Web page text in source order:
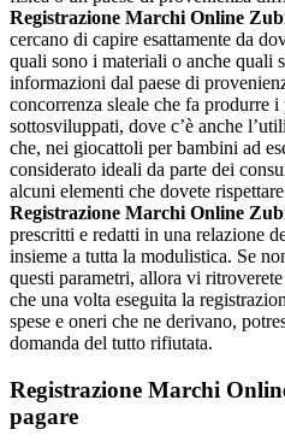
Registrazione Marchi Online
cercano di capire esattamente da
quali sono i materiali o anche quali
informazioni dal paese di
concorrenza sleale che fa produrre
sottosviluppati, dove c’è anche
che, nei giocattoli per bambini ad
considerato ideali da parte dei
alcuni elementi che dovete
Registrazione Marchi Online
prescritti e redatti in una relazione
insieme a tutta la modulistica. Se
questi parametri, allora vi
che una volta eseguita la
spese e oneri che ne derivano,
domanda del tutto rifiutata.
Registrazione Marchi
pagare